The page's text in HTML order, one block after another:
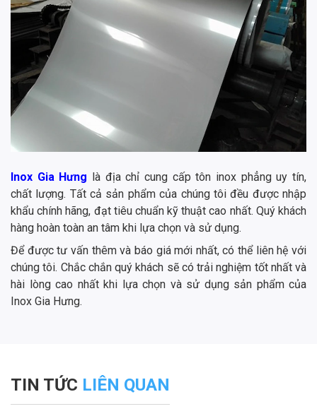
Inox Gia Hưng là địa chỉ cung cấp tôn inox phẳng uy tín,
chất lượng. Tất cả sản phẩm của chúng tôi đều được nhập
khẩu chính hãng, đạt tiêu chuẩn kỹ thuật cao nhất. Quý khách
hàng hoàn toàn an tâm khi lựa chọn và sử dụng.
Để được tư vấn thêm và báo giá mới nhất, có thể liên hệ với
chúng tôi. Chắc chắn quý khách sẽ có trải nghiệm tốt nhất và
hài lòng cao nhất khi lựa chọn và sử dụng sản phẩm của
Inox Gia Hưng.
TIN TỨC LIÊN QUAN